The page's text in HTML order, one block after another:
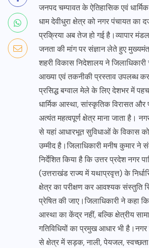
जनपद चम्पावत के ऐतिहासिक एवं धार्मिक
धाम देवीधुरा क्षेत्र को नगर पंचायत का
प्रक्रिया अब तेज हो गई है।व्यापार
जनता की मांग पर संज्ञान लेते हुए
शहरी विकास निदेशालय ने
आख्या एवं तकनीकी प्रस्ताव उपलब्ध
प्रसिद्ध बग्वाल मेले के लिए देशभर में
धार्मिक आस्था, सांस्कृतिक विरासत और
अत्यंत महत्वपूर्ण क्षेत्र माना जाता है।
से यहां आधारभूत सुविधाओं के विकास
उम्मीद है।जिलाधिकारी मनीष कुमार ने
निर्देशित किया है कि उत्तर प्रदेश नगर
(उत्तराखंड राज्य में यथाप्रवृत्त) के
क्षेत्र का परीक्षण कर आवश्यक संस्तुति
प्रेषित की जाए।जिलाधिकारी ने कहा
आस्था का केंद्र नहीं, बल्कि क्षेत्रीय
गतिविधियों का प्रमुख आधार भी है।नगर
से क्षेत्र में सड़क, नाली, पेयजल,